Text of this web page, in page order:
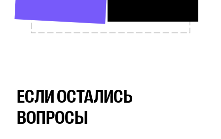
ЕСЛИ ОСТАЛИСЬ
ВОПРОСЫ